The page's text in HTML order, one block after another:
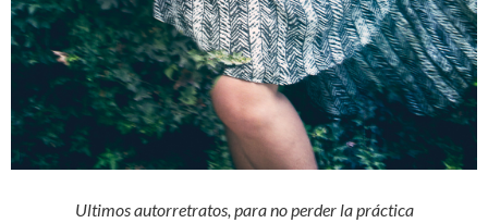
Ultimos autorretratos, para no perder la práctica